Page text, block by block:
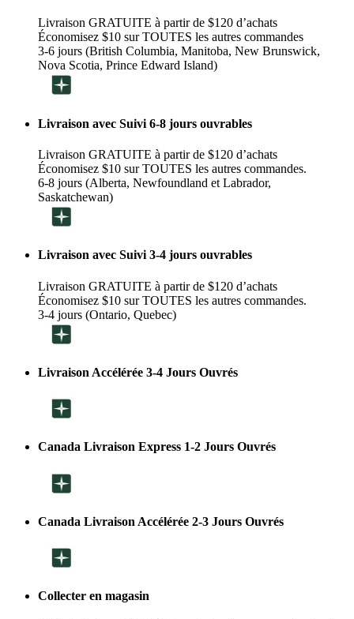
Livraison GRATUITE à partir de $120 d’achats
Économisez $10 sur TOUTES les autres commandes
3-6 jours (British Columbia, Manitoba, New Brunswick,
Nova Scotia, Prince Edward Island)
Livraison avec Suivi 6-8 jours ouvrables
Livraison GRATUITE à partir de $120 d’achats
Économisez $10 sur TOUTES les autres commandes.
6-8 jours (Alberta, Newfoundland et Labrador,
Saskatchewan)
Livraison avec Suivi 3-4 jours ouvrables
Livraison GRATUITE à partir de $120 d’achats
Économisez $10 sur TOUTES les autres commandes.
3-4 jours (Ontario, Quebec)
Livraison Accélérée 3-4 Jours Ouvrés
Canada Livraison Express 1-2 Jours Ouvrés
Canada Livraison Accélérée 2-3 Jours Ouvrés
Collecter en magasin